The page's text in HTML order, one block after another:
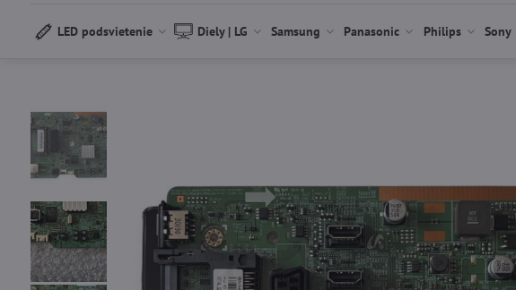
LED podsvietenie Diely | LG Samsung Panasonic Philips Sony